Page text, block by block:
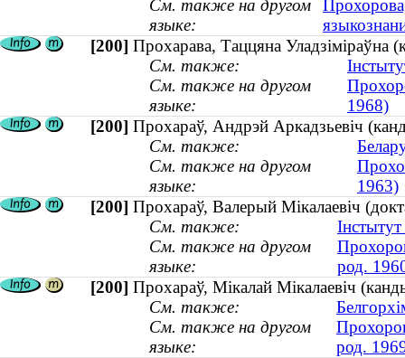
См. также на другом
языке:
[200] Прохарава, Таццяна Уладзіміраўна
См. также:
См. также на другом
языке:
1968)
[200] Прохараў, Андрэй Аркадзьевіч
См. также:
См. также на другом
языке:
1963)
[200] Прохараў, Валерый Мікалаевіч
См. также:
См. также на другом
языке:
род.
[200] Прохараў, Мікалай Мікалаевіч
См. также:
См. также на другом
языке:
род.